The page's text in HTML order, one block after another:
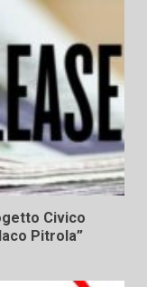
Civico
Pitrola”